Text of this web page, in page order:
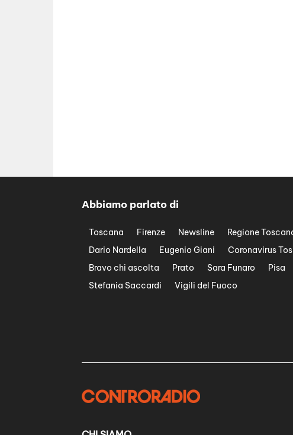
Abbiamo parlato di
Toscana Firenze Newsline Regione
Dario Nardella
Eugenio Giani Coronavirus
Bravo chi ascolta
Prato Sara Funaro Pisa
Stefania Saccardi
Vigili del Fuoco